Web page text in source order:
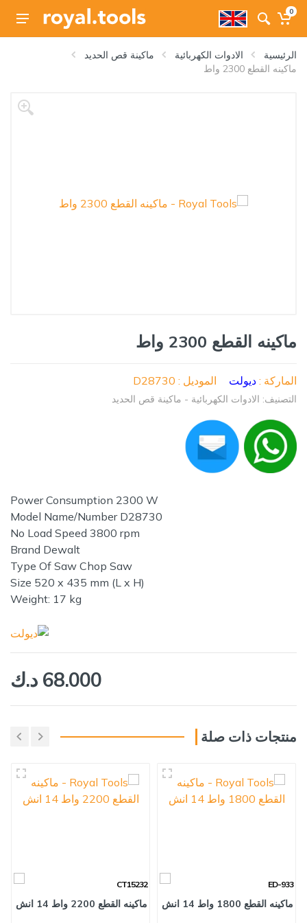
0
الرئيسية الادوات الكهربائية
ماكينة قص الحديد
ماكينه القطع 2300 واط
ماكينه القطع 2300 واط
الماركة : ديولت الموديل : D28730
التصنيف: الادوات الكهربائية - ماكينة قص الحديد
Power Consumption 2300 W
Model Name/Number D28730
No Load Speed 3800 rpm
Brand Dewalt
Type Of Saw Chop Saw
Size 520 x 435 mm (L x H)
Weight: 17 kg
68.000 د.ك
منتجات ذات صلة
ED-933
CT15232